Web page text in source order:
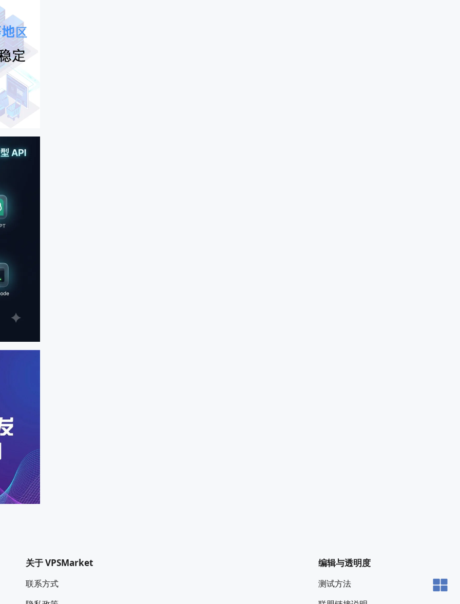
关于 VPSMarket
联系方式
编辑与透明度
测试方法